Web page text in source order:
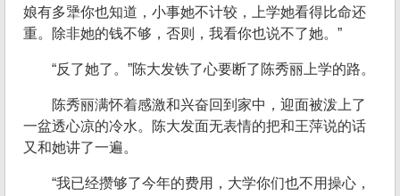
娘有多犟你也知道，小事她不计较，上学她看得比命还
重。除非她的钱不够，否则，我看你也说不了她。”
“反了她了。”陈大发铁了心要断了陈秀丽上学的路。
陈秀丽满怀着感激和兴奋回到家中，迎面被泼上了
一盆透心凉的冷水。陈大发面无表情的把和王萍说的话
又和她讲了一遍。
“我已经攒够了今年的费用，大学你们也不用操心，